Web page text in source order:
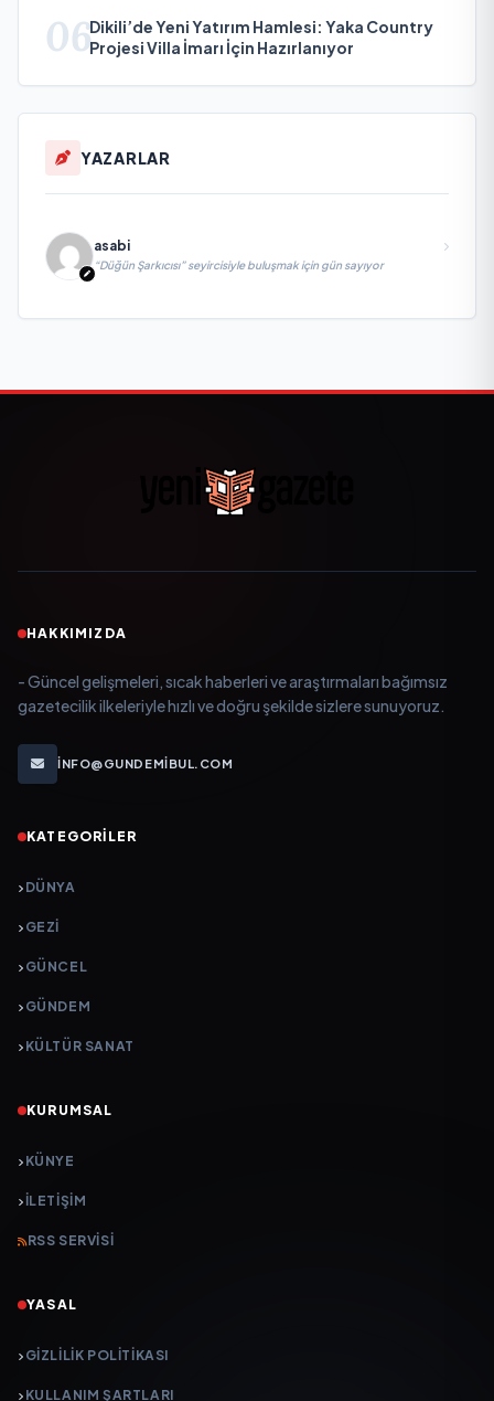
06Dikili’de Yeni Yatırım Hamlesi: Yaka Country
Projesi Villa İmarı İçin Hazırlanıyor
YAZARLAR
asabi
“Düğün Şarkıcısı” seyircisiyle buluşmak için gün sayıyor
HAKKIMIZDA
- Güncel gelişmeleri, sıcak haberleri ve araştırmaları bağımsız
gazetecilik ilkeleriyle hızlı ve doğru şekilde sizlere sunuyoruz.
INFO@GUNDEMIBUL.COM
KATEGORILER
DÜNYA
GEZI
GÜNCEL
GÜNDEM
KÜLTÜR SANAT
KURUMSAL
KÜNYE
İLETIŞIM
RSS SERVISI
YASAL
GIZLILIK POLITIKASI
KULLANIM ŞARTLARI